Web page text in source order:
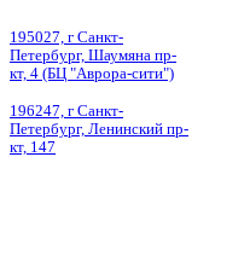
195027, г Санкт-
Петербург, Шаумяна пр-
кт, 4 (БЦ "Аврора-сити")
196247, г Санкт-
Петербург, Ленинский пр-
кт, 147